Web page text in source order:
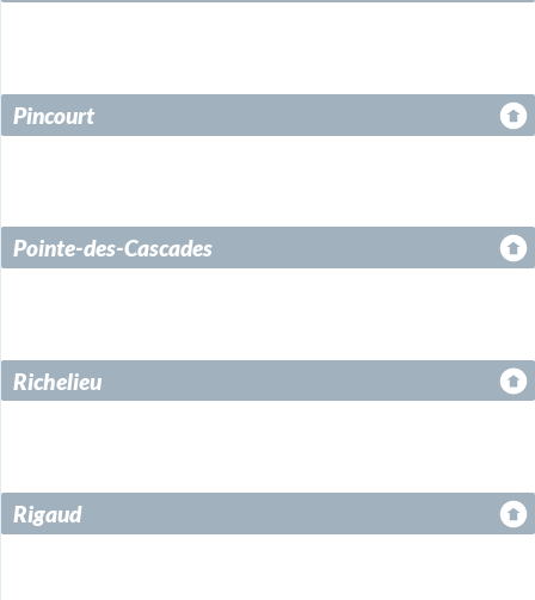
Pincourt
Pointe-des-Cascades
Richelieu
Rigaud